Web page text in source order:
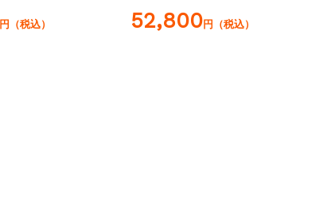
円（税込） 52,800円（税込）